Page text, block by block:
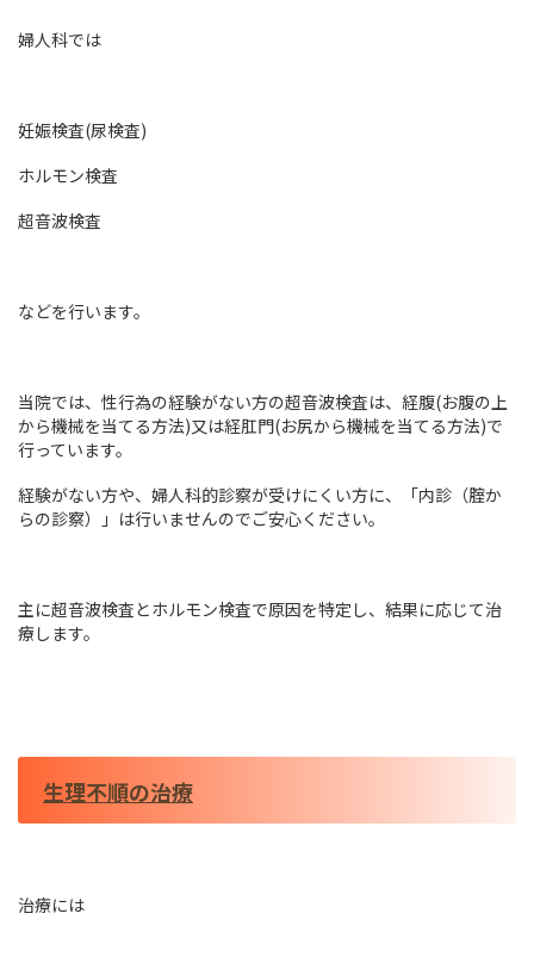
婦人科では
妊娠検査(尿検査)
ホルモン検査
超音波検査
などを行います。
当院では、性行為の経験がない方の超音波検査は、経腹(お腹の上
から機械を当てる方法)又は経肛門(お尻から機械を当てる方法)で
行っています。
経験がない方や、婦人科的診察が受けにくい方に、「内診（腟か
らの診察）」は行いませんのでご安心ください。
主に超音波検査とホルモン検査で原因を特定し、結果に応じて治
療します。
生理不順の治療
治療には